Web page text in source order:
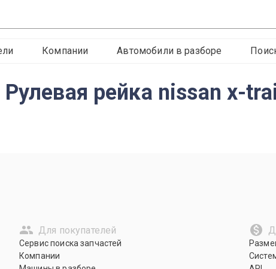
Компании Автомобили в разборе
рейка nissan x-
Для покупателей
Сервис поиска запчастей
Компании